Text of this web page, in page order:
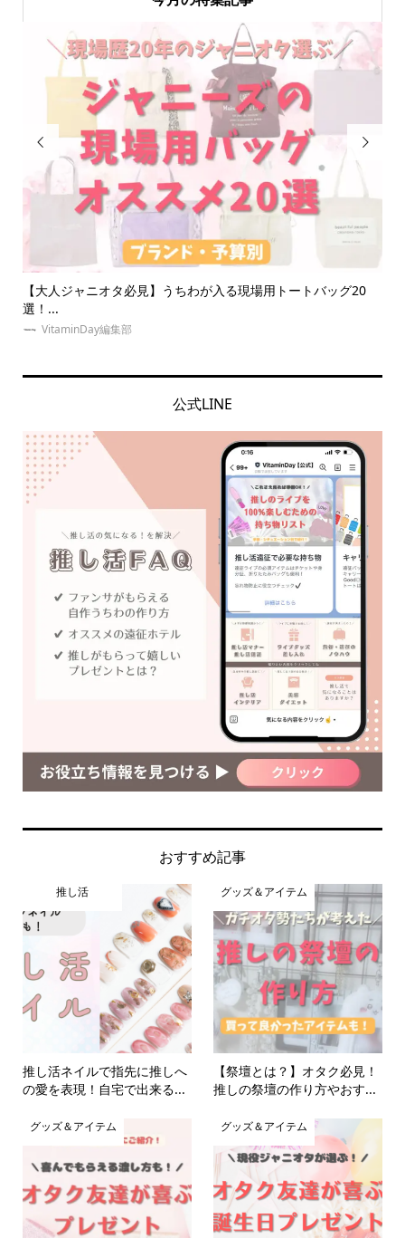

グ20
【体験レポ】10秒で本人不在の誕生日会？名前入り推しバルー
ン...
ゆめみぃ

公式LINE
おすすめ記事
推し活
推し活ネイルで指先に推しへ
の愛を表現！自宅で出来る...
グッズ＆アイテム
【祭壇とは？】オタク必見！
推しの祭壇の作り方やおす...
グッズ＆アイテム グッズ＆アイテム